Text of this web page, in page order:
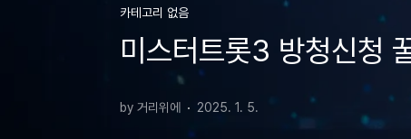
카테고리 없음
미스터트롯3 방청신청
by 거리위에 2025. 1. 5.